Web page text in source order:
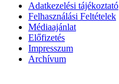
Adatkezelési tájékoztató
Felhasználási Feltételek
Médiaajánlat
Előfizetés
Impresszum
Archívum